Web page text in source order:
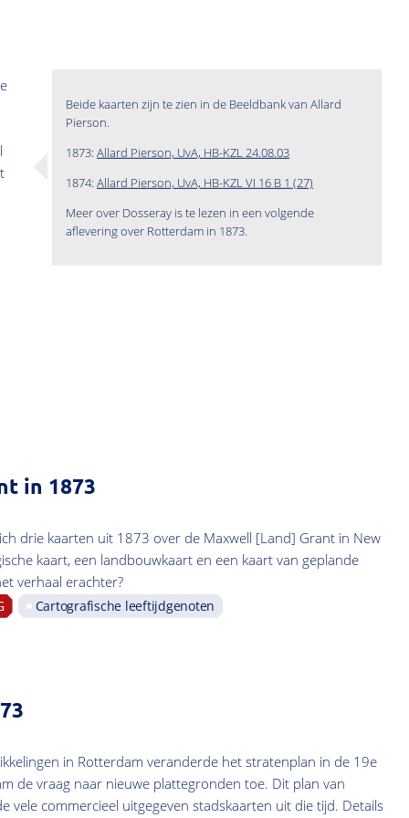
Beide kaarten zijn te zien in de Beeldbank van Allard
Pierson.
1873:Allard Pierson, UvA, HB-KZL 24.08.03
1874:Allard Pierson, UvA, HB-KZL VI 16 B 1 (27)
Meer over Dosseray is te lezen in een volgende
aflevering over Rotterdam in 1873.
in 1873
drie kaarten uit 1873 over de Maxwell [Land] Grant in New
kaart, een landbouwkaart en een kaart van geplande
verhaal erachter?
Cartografische leeftijdgenoten
in Rotterdam veranderde het stratenplan in de 19e
de vraag naar nieuwe plattegronden toe. Dit plan van
vele commercieel uitgegeven stadskaarten uit die tijd. Details